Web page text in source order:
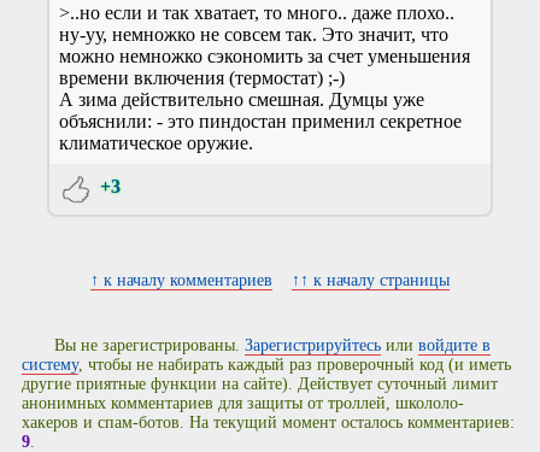
>..но если и так хватает, то много.. даже плохо..
ну-уу, немножко не совсем так. Это значит, что
можно немножко сэкономить за счет уменьшения
времени включения (термостат) ;-)
А зима действительно смешная. Думцы уже
объяснили: - это пиндостан применил секретное
климатическое оружие.
+3
↑ к началу комментариев ↑↑ к началу страницы
Вы не зарегистрированы.Зарегистрируйтесь иливойдите в
систему, чтобы не набирать каждый раз проверочный код (и иметь
другие приятные функции на сайте). Действует суточный лимит
анонимных комментариев для защиты от троллей, школоло-
хакеров и спам-ботов. На текущий момент осталось комментариев:
9